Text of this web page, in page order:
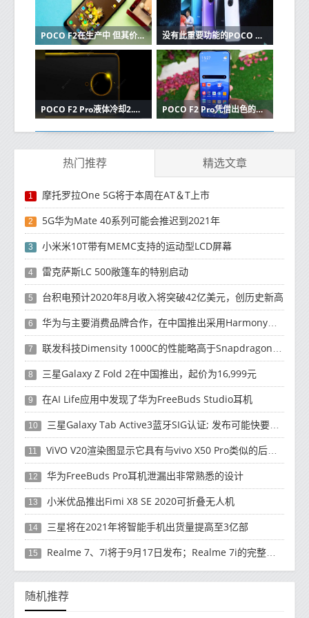
POCO F2在生产中 但其价格不会与POCO F1接近 没有此重要功能的POCO F2可能会在印​​度推出
POCO F2 Pro液体冷却2.0技术在5月12日发布之前得到确认 POCO F2 Pro凭借出色的色彩通过了耐久性测试
热门推荐 精选文章
1 摩托罗拉One 5G将于本周在AT＆T上市
2 5G华为Mate 40系列可能会推迟到2021年
3 小米米10T带有MEMC支持的运动型LCD屏幕
4 雷克萨斯LC 500敞篷车的特别启动
5 台积电预计2020年8月收入将突破42亿美元，创历史新高
6 华为与主要消费品牌合作，在中国推出采用HarmonyOS 2.0的智能家居产品
7 联发科技Dimensity 1000C的性能略高于Snapdragon 765G
8 三星Galaxy Z Fold 2在中国推出，起价为16,999元
9 在AI Life应用中发现了华为FreeBuds Studio耳机
10 三星Galaxy Tab Active3蓝牙SIG认证; 发布可能快要结束了
11 ViVO V20渲染图显示它具有与vivo X50 Pro类似的后部设计
12 华为FreeBuds Pro耳机泄漏出非常熟悉的设计
13 小米优品推出Fimi X8 SE 2020可折叠无人机
14 三星将在2021年将智能手机出货量提高至3亿部
15 Realme 7、7i将于9月17日发布；Realme 7i的完整规格并导致泄漏
随机推荐